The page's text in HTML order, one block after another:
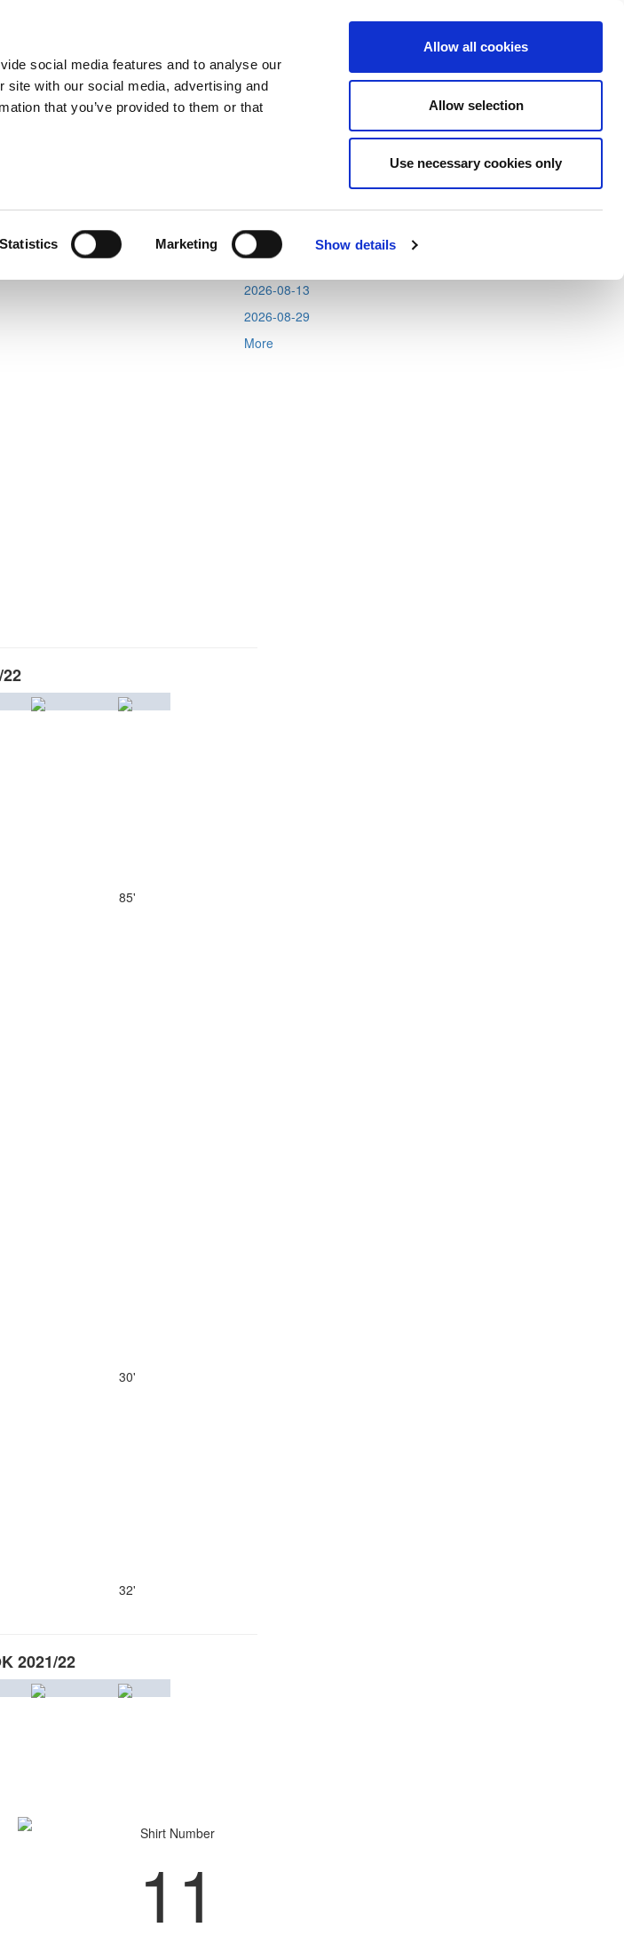
social media features and to analyse our
site with our social media, advertising and
that you’ve provided to them or that
Statistics Marketing Show details
Allow all cookies
Allow selection
Use necessary cookies only
Next
85'
30'
32'
2021/22
Shirt Number
11
Tweets by CyprusFA
2026-08-06
2026-08-11
2026-08-12
2026-08-13
2026-08-29
More